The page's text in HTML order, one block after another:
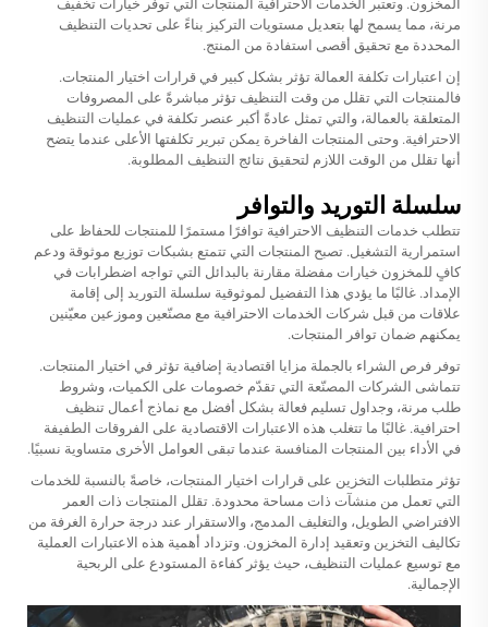
المخزون. وتعتبر الخدمات الاحترافية المنتجات التي توفر خيارات تخفيف
مرنة، مما يسمح لها بتعديل مستويات التركيز بناءً على تحديات التنظيف
المحددة مع تحقيق أقصى استفادة من المنتج.
إن اعتبارات تكلفة العمالة تؤثر بشكل كبير في قرارات اختيار المنتجات.
فالمنتجات التي تقلل من وقت التنظيف تؤثر مباشرةً على المصروفات
المتعلقة بالعمالة، والتي تمثل عادةً أكبر عنصر تكلفة في عمليات التنظيف
الاحترافية. وحتى المنتجات الفاخرة يمكن تبرير تكلفتها الأعلى عندما يتضح
أنها تقلل من الوقت اللازم لتحقيق نتائج التنظيف المطلوبة.
سلسلة التوريد والتوافر
تتطلب خدمات التنظيف الاحترافية توافرًا مستمرًا للمنتجات للحفاظ على
استمرارية التشغيل. تصبح المنتجات التي تتمتع بشبكات توزيع موثوقة ودعم
كافٍ للمخزون خيارات مفضلة مقارنة بالبدائل التي تواجه اضطرابات في
الإمداد. غالبًا ما يؤدي هذا التفضيل لموثوقية سلسلة التوريد إلى إقامة
علاقات من قبل شركات الخدمات الاحترافية مع مصنّعين وموزعين معيّنين
يمكنهم ضمان توافر المنتجات.
توفر فرص الشراء بالجملة مزايا اقتصادية إضافية تؤثر في اختيار المنتجات.
تتماشى الشركات المصنّعة التي تقدّم خصومات على الكميات، وشروط
طلب مرنة، وجداول تسليم فعالة بشكل أفضل مع نماذج أعمال تنظيف
احترافية. غالبًا ما تتغلب هذه الاعتبارات الاقتصادية على الفروقات الطفيفة
في الأداء بين المنتجات المنافسة عندما تبقى العوامل الأخرى متساوية نسبيًا.
تؤثر متطلبات التخزين على قرارات اختيار المنتجات، خاصةً بالنسبة للخدمات
التي تعمل من منشآت ذات مساحة محدودة. تقلل المنتجات ذات العمر
الافتراضي الطويل، والتغليف المدمج، والاستقرار عند درجة حرارة الغرفة من
تكاليف التخزين وتعقيد إدارة المخزون. وتزداد أهمية هذه الاعتبارات العملية
مع توسيع عمليات التنظيف، حيث يؤثر كفاءة المستودع على الربحية
الإجمالية.